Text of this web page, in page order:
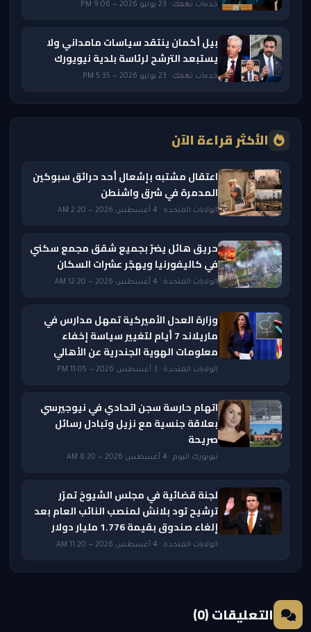
خدمات تهمك · 23 يوليو 2026 — 9:06 PM
بيل أكمان ينتقد سياسات مامداني ولا
يستبعد الترشح لرئاسة بلدية نيويورك
خدمات تهمك · 23 يوليو 2026 — 5:35 PM
الأكثر قراءة الآن
اعتقال مشتبه بإشعال أحد حرائق سبوكين
المدمرة في شرق واشنطن
الولايات المتحدة · 4 أغسطس 2026 — 2:20 AM
حريق هائل يضرّ بجميع شقق مجمع سكني
في كاليفورنيا ويهجّر عشرات السكان
الولايات المتحدة · 4 أغسطس 2026 — 12:20 AM
وزارة العدل الأميركية تمهل مدارس في
ماريلاند 7 أيام لتغيير سياسة إخفاء
معلومات الهوية الجندرية عن الأهالي
الولايات المتحدة · 3 أغسطس 2026 — 11:05 PM
اتهام حارسة سجن اتحادي في نيوجيرسي
بعلاقة جنسية مع نزيل وتبادل رسائل
صريحة
نيويورك اليوم · 4 أغسطس 2026 — 8:20 AM
لجنة قضائية في مجلس الشيوخ تمرّر
ترشيح تود بلانش لمنصب النائب العام بعد
إلغاء صندوق بقيمة 1.776 مليار دولار
الولايات المتحدة · 4 أغسطس 2026 — 11:20 AM
التعليقات (0)